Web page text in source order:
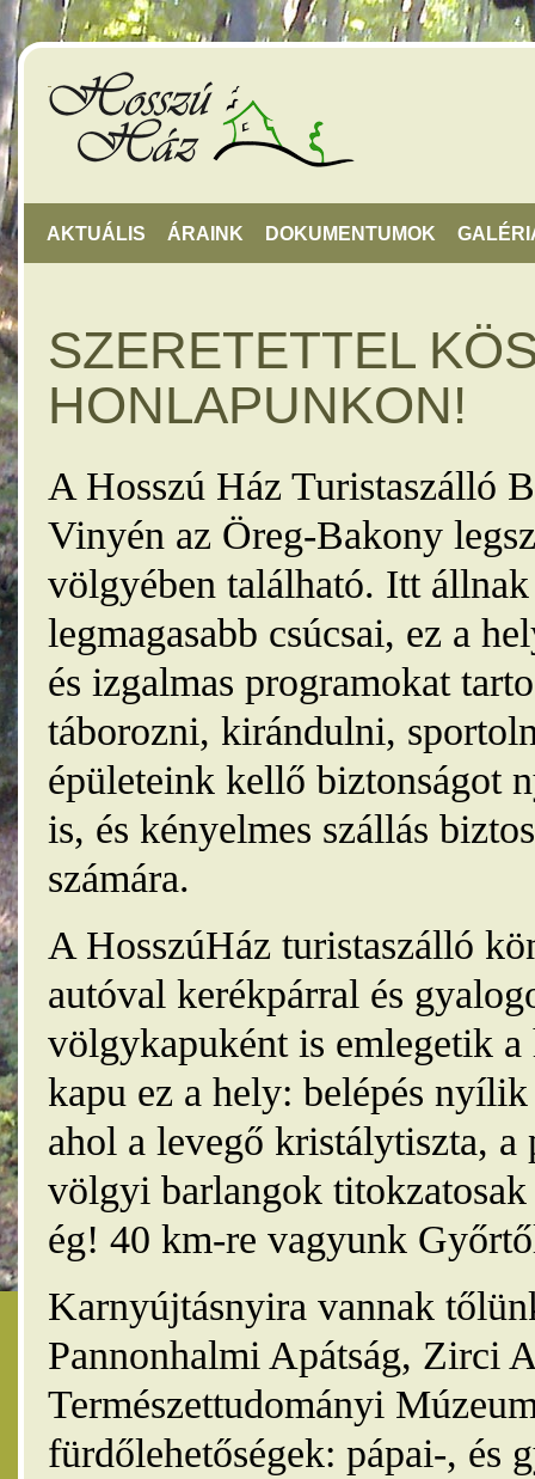
AKTUÁLIS ÁRAINK DOKUMENTUMOK
SZERETETTEL
HONLAPUNKON!
A Hosszú Ház Turistaszálló
Vinyén az Öreg-Bakony
völgyében található. Itt
legmagasabb csúcsai, ez a
és izgalmas programokat
táborozni, kirándulni,
épületeink kellő biztonságot
is, és kényelmes szállás
számára.
A HosszúHáz turistaszálló
autóval kerékpárral és
völgykapuként is emlegetik
kapu ez a hely: belépés
ahol a levegő kristálytiszta, a
völgyi barlangok
ég! 40 km-re vagyunk
Karnyújtásnyira vannak
Pannonhalmi Apátság, Zirci
Természettudományi
fürdőlehetőségek: pápai-, és